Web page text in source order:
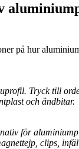
på hur
Tryck till
och ändbitar.
för
clips,